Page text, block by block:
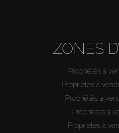
ZONES
Propriétés à
Propriétés à
Propriétés à
Propriétés à
Propriétés à